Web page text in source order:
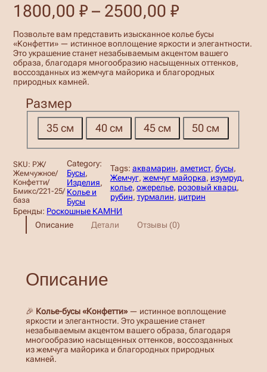
1800,00₽ – 2500,00₽Д
и
а
п
з
н
ц
е
н
:
0
,
0
Позвольте вам представить изысканное колье бусы
«Конфетти» — истинное воплощение яркости и элегантности.
Это украшение станет незабываемым акцентом вашего
образа, благодаря многообразию насыщенных оттенков,
воссозданных из жемчуга майорика и благородных
природных камней.
Размер
35 см 40 см 45 см 50 см
SKU: РЖ/
Жемчужное/
Конфетти/
Бмикс/221-25/
база
Category:
Бусы
Изделия
Колье и
Бусы
Tags: аквамарин, аметист, бусы
Жемчуг, жемчуг майорка, изумруд
колье, ожерелье, розовый кварц
рубин, турмалин, цитрин
Бренды: Роскошные КАМНИ
Описание
Детали Отзывы (0)
Описание
🎉 Колье-бусы «Конфетти»— истинное воплощение
яркости и элегантности. Это украшение станет
незабываемым акцентом вашего образа, благодаря
многообразию насыщенных оттенков, воссозданных
из жемчуга майорика и благородных природных
камней.